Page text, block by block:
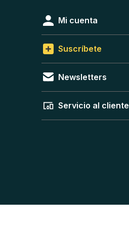
Mi cuenta
Suscríbete
Newsletters
Servicio al cliente